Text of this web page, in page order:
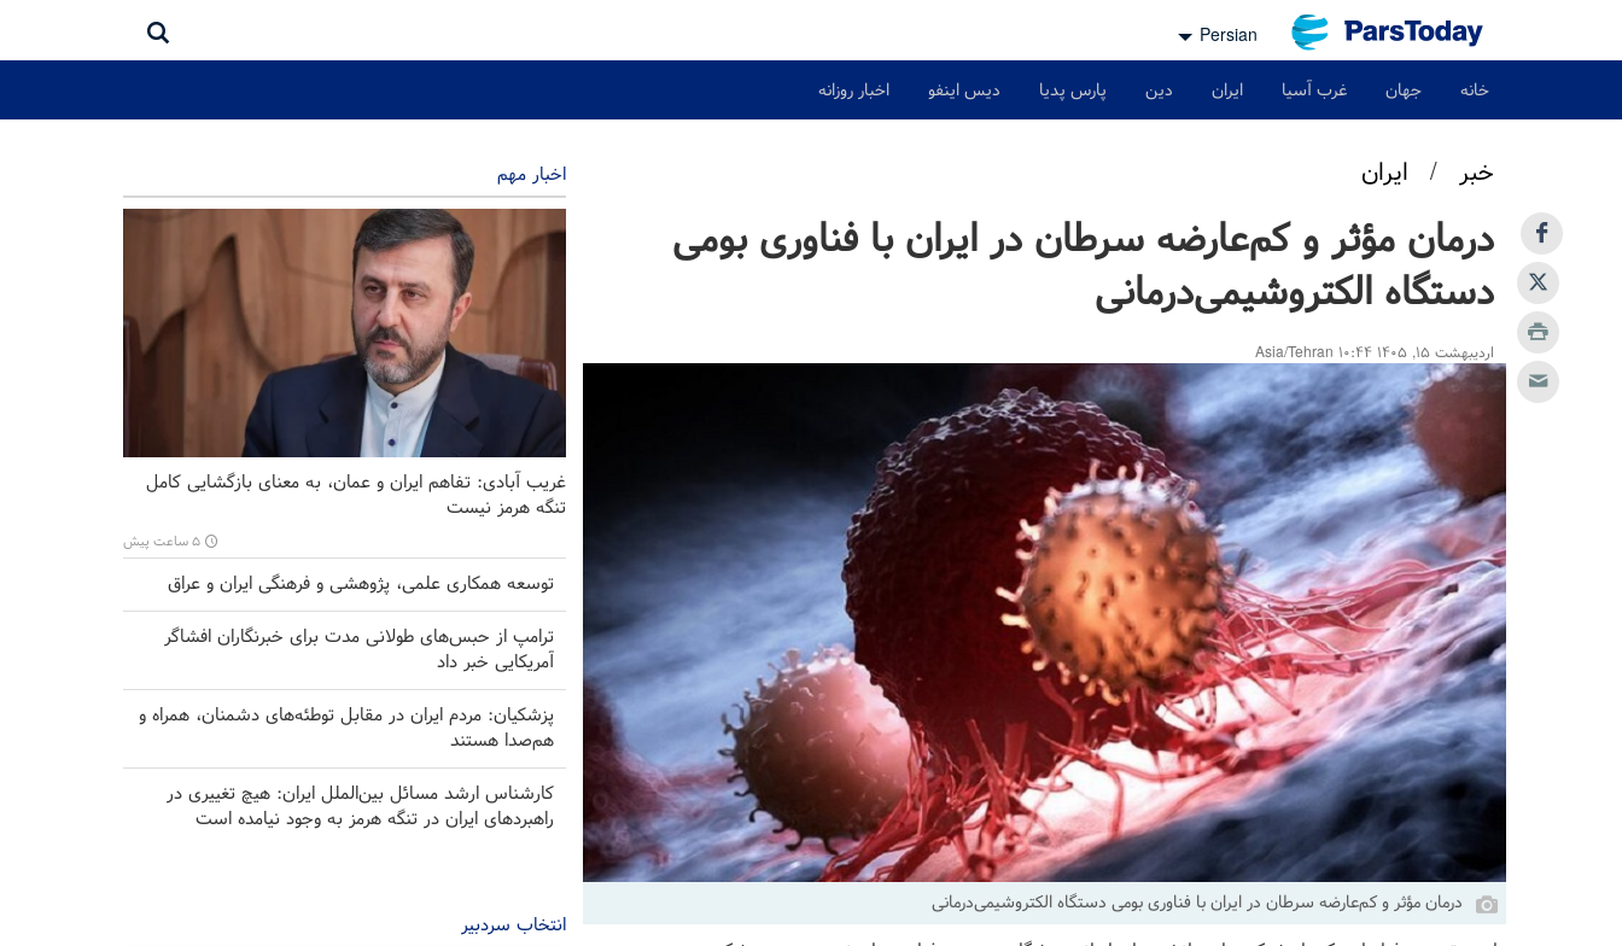
Persian
خانه جهان غرب آسیا ایران دین پارس پدیا دیس اینفو اخبار روزانه
خبر / ایران
درمان مؤثر و کم‌عارضه سرطان در ایران با فناوری بومی
دستگاه الکتروشیمی‌درمانی
اردیبهشت ۱۵, ۱۴۰۵ ۱۰:۴۴ Asia/Tehran
درمان مؤثر و کم‌عارضه سرطان در ایران با فناوری بومی دستگاه الکتروشیمی‌درمانی
اخبار مهم
غریب آبادی: تفاهم ایران و عمان، به معنای بازگشایی کامل
تنگه هرمز نیست
۵ ساعت پیش
توسعه همکاری‌ علمی، پژوهشی و فرهنگی ایران و عراق
ترامپ از حبس‌های طولانی مدت برای خبرنگاران افشاگر
آمریکایی خبر داد
پزشکیان: مردم ایران در مقابل توطئه‌های دشمنان، همراه و
هم‌صدا هستند
کارشناس ارشد مسائل بین‌الملل ایران: هیچ تغییری در
راهبرد‌های ایران در تنگه هرمز به وجود نیامده است
انتخاب سردبیر